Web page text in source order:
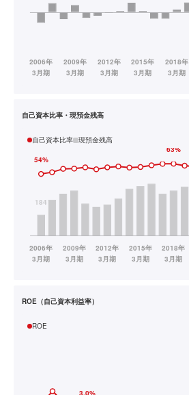
自己資本比率・現預金残高
自己資本比率 現預金残高
ROE（自己資本利益率）
ROE